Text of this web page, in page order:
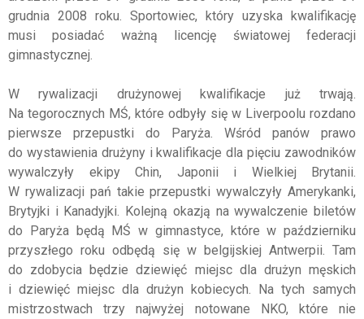
grudnia 2008 roku. Sportowiec, który uzyska kwalifikację
musi posiadać ważną licencję światowej federacji
gimnastycznej.
W rywalizacji drużynowej kwalifikacje już trwają.
Na tegorocznych MŚ, które odbyły się w Liverpoolu rozdano
pierwsze przepustki do Paryża. Wśród panów prawo
do wystawienia drużyny i kwalifikacje dla pięciu zawodników
wywalczyły ekipy Chin, Japonii i Wielkiej Brytanii.
W rywalizacji pań takie przepustki wywalczyły Amerykanki,
Brytyjki i Kanadyjki. Kolejną okazją na wywalczenie biletów
do Paryża będą MŚ w gimnastyce, które w październiku
przyszłego roku odbędą się w belgijskiej Antwerpii. Tam
do zdobycia będzie dziewięć miejsc dla drużyn męskich
i dziewięć miejsc dla drużyn kobiecych. Na tych samych
mistrzostwach trzy najwyżej notowane NKO, które nie